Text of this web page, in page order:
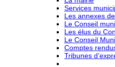
Services
Les annexes
Le Conseil
Les élus du
Le Conseil
Comptes
Tribunes